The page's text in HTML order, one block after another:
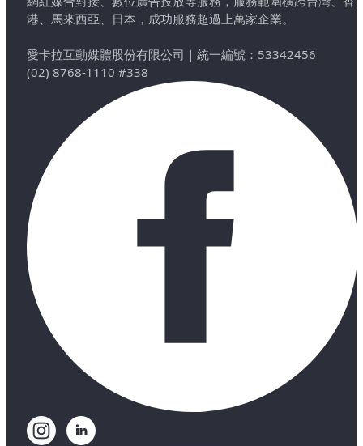
港、馬來西亞、日本，成功服務超過上萬家企業。
愛卡拉互動媒體股份有限公司 ｜ 統一編號：53342456
(02) 8768-1110 #338